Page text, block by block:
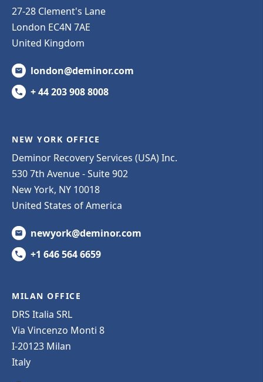
27-28 Clement's Lane
London EC4N 7AE
United Kingdom
london@deminor.com
+ 44 203 908 8008
NEW YORK OFFICE
Deminor Recovery Services (USA) Inc.
530 7th Avenue - Suite 902
New York, NY 10018
United States of America
newyork@deminor.com
+1 646 564 6659
MILAN OFFICE
DRS Italia SRL
Via Vincenzo Monti 8
I-20123 Milan
Italy